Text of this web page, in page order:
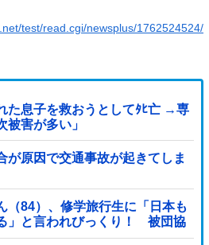
test/read.cgi/newsplus/1762524524/
た息子を救おうとしてﾀﾋ亡 →専
被害が多い」
が原因で交通事故が起きてしま
（84）、修学旅行生に「日本も
」と言われびっくり！ 被団協
核を持たないで日本...